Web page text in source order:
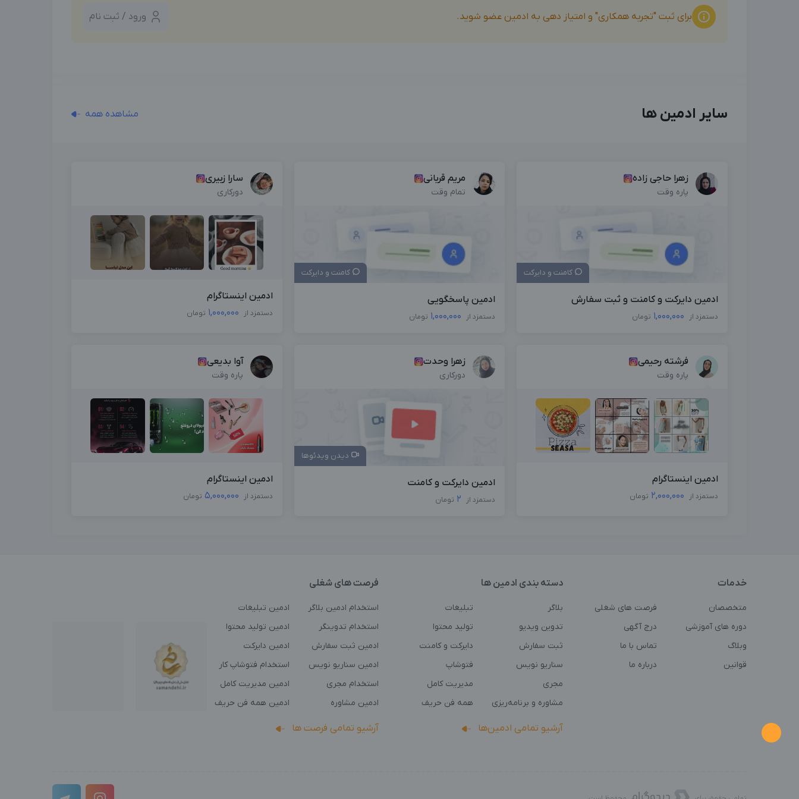
برای ثبت "تجربه همکاری" و امتیاز دهی به ادمین عضو شوید. ورود / ثبت نام
سایر ادمین ها مشاهده همه
زهرا حاجی زاده
پاره وقت
کامنت و دایرکت
ادمین دایرکت و کامنت و ثبت سفارش
دستمزد از 1,000,000 تومان
مریم قربانی
تمام وقت
کامنت و دایرکت
ادمین پاسخگویی
دستمزد از 1,000,000 تومان
سارا زبیری
دورکاری
ادمین اینستاگرام
دستمزد از 1,000,000 تومان
فرشته رحیمی
پاره وقت
ادمین اینستاگرام
دستمزد از 2,000,000 تومان
زهرا وحدت
دورکاری
دیدن ویدئوها
ادمین دایرکت و کامنت
دستمزد از 2 تومان
آوا بدیعی
پاره وقت
ادمین اینستاگرام
دستمزد از 5,000,000 تومان
خدمات
متخصصان
فرصت های شغلی
دوره های آموزشی
درج آگهی
وبلاگ
تماس با ما
قوانین
درباره ما
دسته بندی ادمین ها
بلاگر
تبلیغات
تدوین ویدیو
تولید محتوا
ثبت سفارش
دایرکت و کامنت
سناریو نویس
فتوشاپ
مجری
مدیریت کامل
مشاوره و برنامه‌ریزی
همه فن حریف
آرشیو تمامی ادمین‌ها
فرصت های شغلی
استخدام ادمین بلاگر
ادمین تبلیغات
استخدام تدوینگر
ادمین تولید محتوا
ادمین ثبت سفارش
ادمین دایرکت
ادمین سناریو نویس
استخدام فتوشاپ کار
استخدام مجری
ادمین مدیریت کامل
ادمین مشاوره
ادمین همه فن حریف
آرشیو تمامی فرصت ها
بزرگترین پیج ادمینی